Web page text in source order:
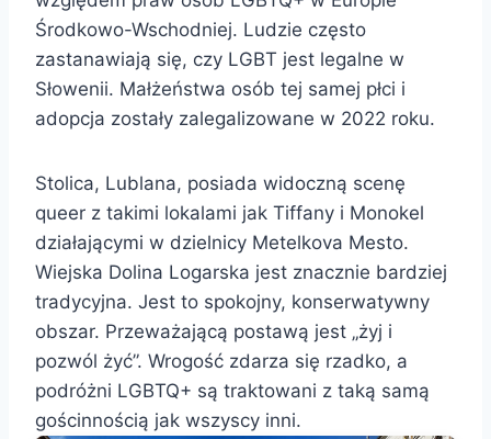
Środkowo-Wschodniej. Ludzie często
zastanawiają się, czy LGBT jest legalne w
Słowenii. Małżeństwa osób tej samej płci i
adopcja zostały zalegalizowane w 2022 roku.
Stolica, Lublana, posiada widoczną scenę
queer z takimi lokalami jak Tiffany i Monokel
działającymi w dzielnicy Metelkova Mesto.
Wiejska Dolina Logarska jest znacznie bardziej
tradycyjna. Jest to spokojny, konserwatywny
obszar. Przeważającą postawą jest „żyj i
pozwól żyć”. Wrogość zdarza się rzadko, a
podróżni LGBTQ+ są traktowani z taką samą
gościnnością jak wszyscy inni.